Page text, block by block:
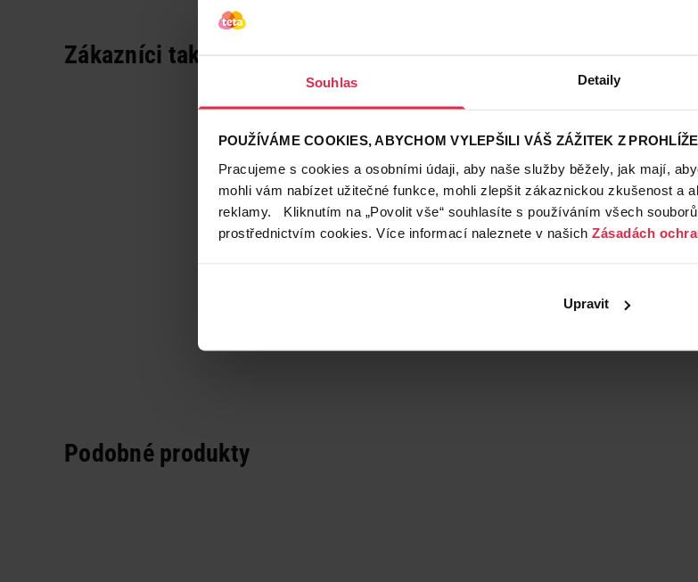
Souhlas Detaily
POUŽÍVÁME COOKIES, ABYCHOM VYLEPŠILI VÁŠ ZÁŽITEK Z
Pracujeme s cookies a osobními údaji, aby naše služby běžely, jak mají,
mohli vám nabízet užitečné funkce, mohli zlepšit zákaznickou zkušenost a
reklamy. Kliknutím na „Povolit vše“ souhlasíte s používáním všech
prostřednictvím cookies. Více informací naleznete v našich Zásadách
Upravit
Zákazníci také často nakupují
Podobné produkty